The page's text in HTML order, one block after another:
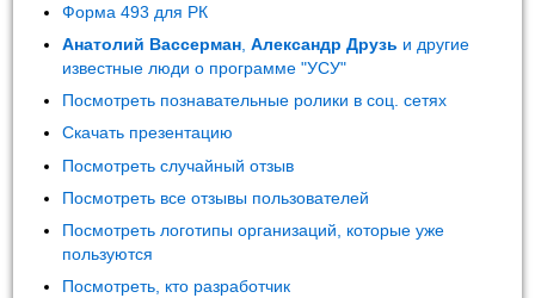
Форма 493 для РК
Анатолий Вассерман ,Александр Друзь и другие
известные люди о программе "УСУ"
Посмотреть познавательные ролики в соц. сетях
Скачать презентацию
Посмотреть случайный отзыв
Посмотреть все отзывы пользователей
Посмотреть логотипы организаций, которые уже
пользуются
Посмотреть, кто разработчик